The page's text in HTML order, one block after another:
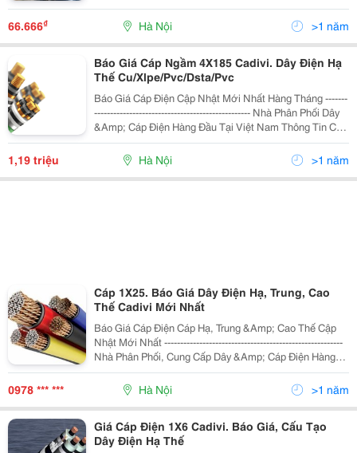
Một Số Sản Phẩm Công Ty Chúng Tôi Cung Cấp: Báo
66.666₫ Hà Nội >1 năm
Báo Giá Cáp Ngầm 4X185 Cadivi. Dây Điện Hạ
Thế Cu/Xlpe/Pvc/Dsta/Pvc
Báo Giá Cáp Điện Cập Nhật Mới Nhất Hàng Tháng -------
------------------------------------------------- Nhà Phân Phối Dây
&Amp; Cáp Điện Hàng Đầu Tại Việt Nam Thông Tin Chi
Tiết Về Bảng Báo Giá Cập Nhật Mới Nhất Của Các Nhà
Sản Xu
1,19 triệu Hà Nội >1 năm
Cáp 1X25. Báo Giá Dây Điện Hạ, Trung, Cao
Thế Cadivi Mới Nhất
Báo Giá Cáp Điện Cáp Hạ, Trung &Amp; Cao Thế Cập
Nhật Mới Nhất --------------------------------------------------------
Nhà Phân Phối, Cung Cấp Dây &Amp; Cáp Điện Hàng
Đầu Tại Việt Nam Thông Tin Chi Tiết Về Bảng Báo Giá
0978 *** *** Hà Nội >1 năm
Giá Cáp Điện 1X6 Cadivi. Báo Giá, Cấu Tạo
Dây Điện Hạ Thế